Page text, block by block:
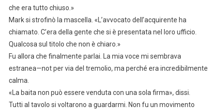
che era tutto chiuso.»
Mark si strofinò la mascella. «L’avvocato dell’acquirente ha
chiamato. C’era della gente che si è presentata nel loro ufficio.
Qualcosa sul titolo che non è chiaro.»
Fu allora che finalmente parlai. La mia voce mi sembrava
estranea—not per via del tremolio, ma perché era incredibilmente
calma.
«La baita non può essere venduta con una sola firma», dissi.
Tutti al tavolo si voltarono a guardarmi. Non fu un movimento